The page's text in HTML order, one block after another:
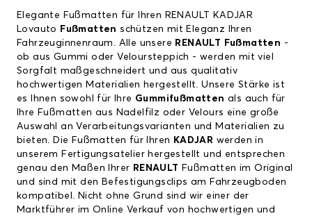
Elegante Fußmatten für Ihren RENAULT KADJAR
Lovauto Fußmatten schützen mit Eleganz Ihren
Fahrzeuginnenraum. Alle unsere RENAULT Fußmatten -
ob aus Gummi oder Veloursteppich - werden mit viel
Sorgfalt maßgeschneidert und aus qualitativ
hochwertigen Materialien hergestellt. Unsere Stärke ist
es Ihnen sowohl für Ihre Gummifußmatten als auch für
Ihre Fußmatten aus Nadelfilz oder Velours eine große
Auswahl an Verarbeitungsvarianten und Materialien zu
bieten. Die Fußmatten für Ihren KADJAR werden in
unserem Fertigungsatelier hergestellt und entsprechen
genau den Maßen Ihrer RENAULT Fußmatten im Original
und sind mit den Befestigungsclips am Fahrzeugboden
kompatibel. Nicht ohne Grund sind wir einer der
Marktführer im Online Verkauf von hochwertigen und